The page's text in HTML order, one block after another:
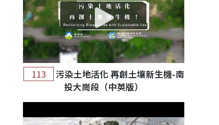
113
污染土地活化 再創土壤新生機-南
投大崗段（中英版）